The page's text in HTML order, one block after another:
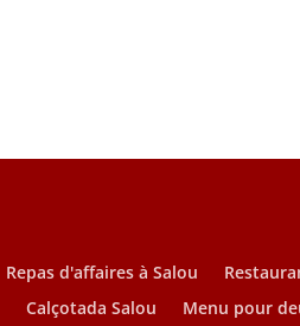
Repas d'affaires à Salou
Calçotada Salou Menu pour